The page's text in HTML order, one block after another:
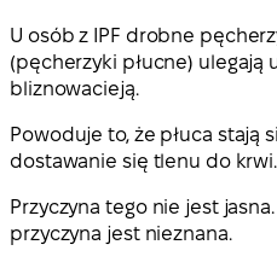
U osób z IPF drobne
(pęcherzyki płucne) ulegają
bliznowacieją.
Powoduje to, że płuca stają
dostawanie się tlenu do krwi.
Przyczyna tego nie jest
przyczyna jest nieznana.